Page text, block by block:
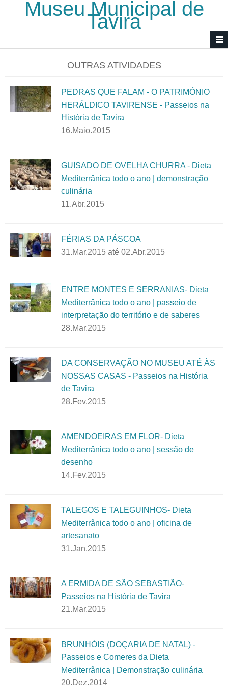
Passar para o conteúdo principal
Museu Municipal de
Tavira
OUTRAS ATIVIDADES
PEDRAS QUE FALAM - O PATRIMÓNIO
HERÁLDICO TAVIRENSE - Passeios na
História de Tavira
16.Maio.2015
GUISADO DE OVELHA CHURRA - Dieta
Mediterrânica todo o ano | demonstração
culinária
11.Abr.2015
FÉRIAS DA PÁSCOA
31.Mar.2015 até 02.Abr.2015
ENTRE MONTES E SERRANIAS- Dieta
Mediterrânica todo o ano | passeio de
interpretação do território e de saberes
28.Mar.2015
DA CONSERVAÇÃO NO MUSEU ATÉ ÀS
NOSSAS CASAS - Passeios na História
de Tavira
28.Fev.2015
AMENDOEIRAS EM FLOR- Dieta
Mediterrânica todo o ano | sessão de
desenho
14.Fev.2015
TALEGOS E TALEGUINHOS- Dieta
Mediterrânica todo o ano | oficina de
artesanato
31.Jan.2015
A ERMIDA DE SÃO SEBASTIÃO-
Passeios na História de Tavira
21.Mar.2015
BRUNHÓIS (DOÇARIA DE NATAL) -
Passeios e Comeres da Dieta
Mediterrânica | Demonstração culinária
20.Dez.2014